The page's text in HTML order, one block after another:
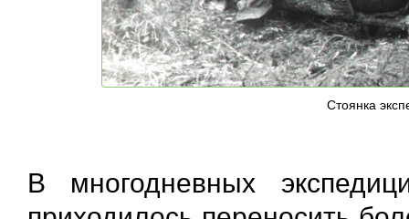
Стоянка
В многодневных